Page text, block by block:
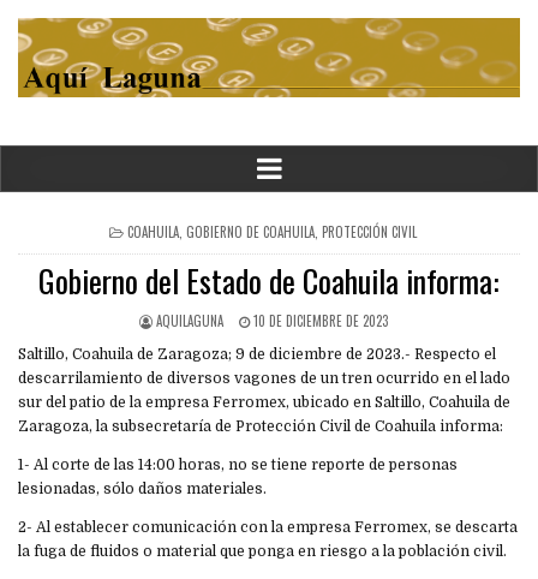
POSTED
IN
COAHUILA GOBIERNO DE COAHUILA PROTECCIÓN CIVIL
Gobierno del Estado de Coahuila informa:
AQUILAGUNA 10 DE DICIEMBRE DE 2023
Saltillo, Coahuila de Zaragoza; 9 de diciembre de 2023.- Respecto el
descarrilamiento de diversos vagones de un tren ocurrido en el lado
sur del patio de la empresa Ferromex, ubicado en Saltillo, Coahuila de
Zaragoza, la subsecretaría de Protección Civil de Coahuila informa:
1- Al corte de las 14:00 horas, no se tiene reporte de personas
lesionadas, sólo daños materiales.
2- Al establecer comunicación con la empresa Ferromex, se descarta
la fuga de fluidos o material que ponga en riesgo a la población civil.